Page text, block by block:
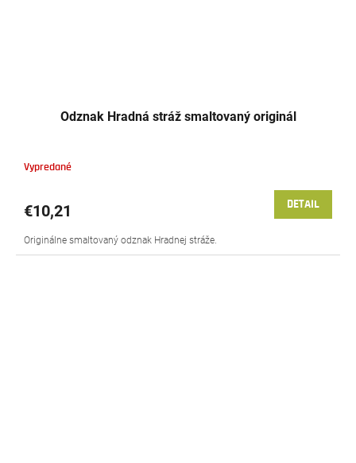
Odznak Hradná stráž smaltovaný originál
Vypredané
€10,21 DETAIL
Originálne smaltovaný odznak Hradnej stráže.